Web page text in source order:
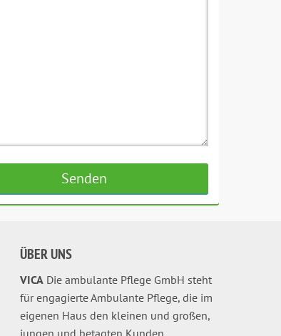
ÜBER UNS
VICADie ambulante Pflege GmbH steht
für engagierte Ambulante Pflege, die im
eigenen Haus den kleinen und großen,